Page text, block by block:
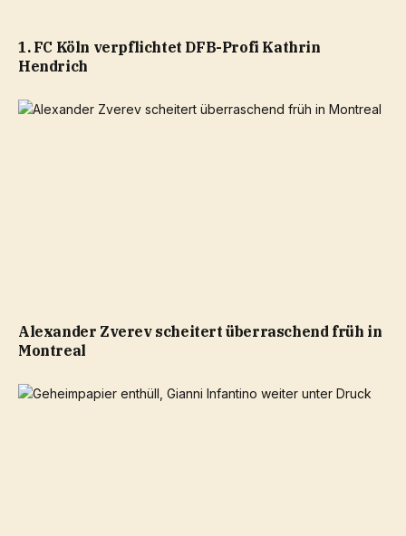
1. FC Köln verpflichtet DFB-Profi Kathrin
Hendrich
Alexander Zverev scheitert überraschend früh in
Montreal